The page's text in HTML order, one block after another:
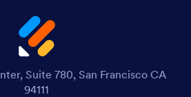
Suite 780, San Francisco CA
94111